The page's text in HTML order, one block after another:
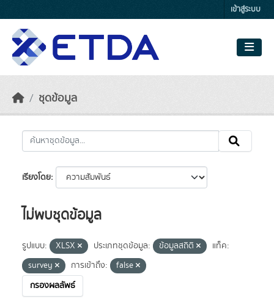
เข้าสู่ระบบ
ชุดข้อมูล
เรียงโดย
ไม่พบชุดข้อมูล
รูปแบบ: XLSX ประเภทชุดข้อมูล: ข้อมูลสถิติ
แท็ค:
survey
การเข้าถึง:
false
กรองผลลัพธ์